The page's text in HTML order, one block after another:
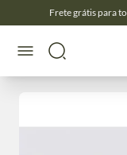
Frete grátis para